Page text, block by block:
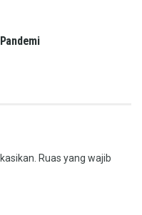
Ruas yang wajib